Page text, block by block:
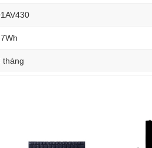
tháng